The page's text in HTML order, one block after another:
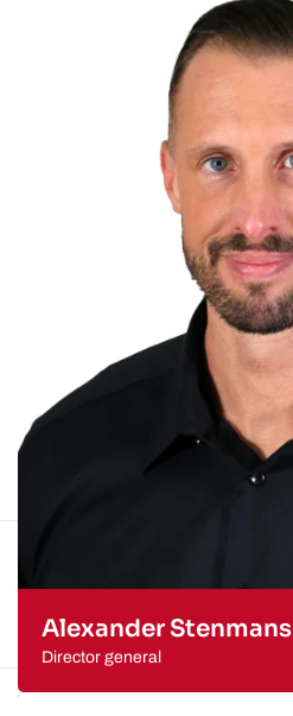
Alexander Stenmans
Director general